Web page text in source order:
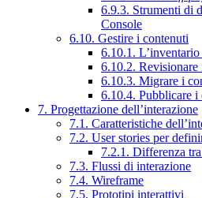
6.9.3. Strumenti di
Console
6.10. Gestire i contenuti
6.10.1.
6.10.2. Revisionare
6.10.3. Migrare i
6.10.4. Pubblicare i
7. Progettazione dell’interazione
7.1. Caratteristiche
7.2. User stories per
7.2.1. Differenza
7.3. Flussi di interazione
7.4. Wireframe
7.5. Prototipi interattivi